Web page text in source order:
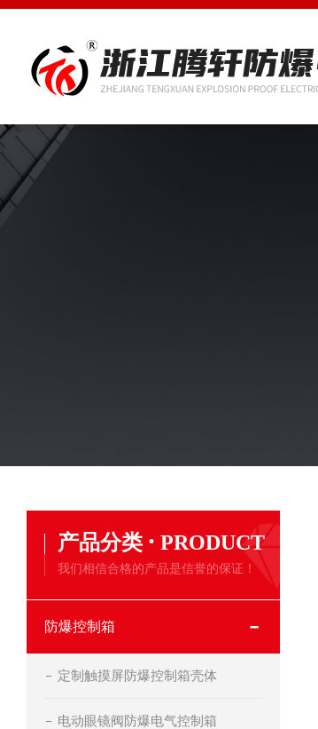
产品分类 · PRODUCT
我们相信合格的产品是信誉的保证！
防爆控制箱
定制触摸屏防爆控制箱壳体
电动眼镜阀防爆电气控制箱